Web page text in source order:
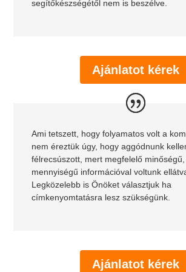
segítőkészségétől nem is beszélve.
Ajánlatot kérek
Ami tetszett, hogy folyamatos volt a
nem éreztük úgy, hogy aggódnunk
félrecsúszott, mert megfelelő
mennyiségű információval voltunk
Legközelebb is Önöket választjuk ha
címkenyomtatásra lesz szükségünk.
Ajánlatot kérek